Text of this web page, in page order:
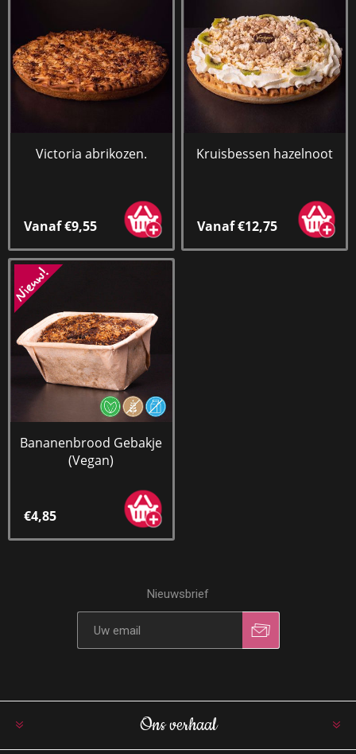
Victoria abrikozen.
Vanaf €9,55
Kruisbessen hazelnoot
Vanaf €12,75
Bananenbrood Gebakje
(Vegan)
€4,85
Nieuwsbrief
Ons verhaal